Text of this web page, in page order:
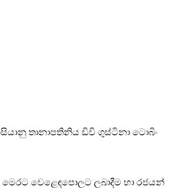
තානාපතිනිය ඩිවි ගුස්ටිනා ටොබිං
වෙළෙඳපොලට ලබාදීම හා රජයන්